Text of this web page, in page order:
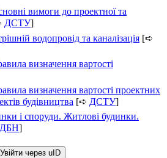
вимоги до проектної та
ДСТУ]
водопровід та каналізація [➪
визначення вартості
визначення вартості проектних
будівництва [➪ ДСТУ]
і споруди. Житлові будинки.
ДБН]
Увійти через uID